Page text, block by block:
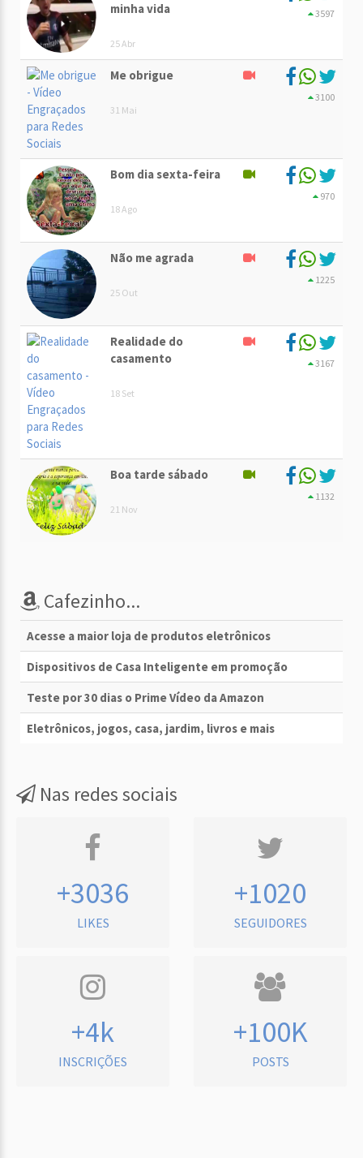
minha vida
25 Abr
3597
Me obrigue
31 Mai
3100
Bom dia sexta-feira
18 Ago
970
Não me agrada
25 Out
1225
Realidade do
casamento
18 Set
3167
Boa tarde sábado
21 Nov
1132
Cafezinho...
Acesse a maior loja de produtos eletrônicos
Dispositivos de Casa Inteligente em promoção
Teste por 30 dias o Prime Vídeo da Amazon
Eletrônicos, jogos, casa, jardim, livros e mais
Nas redes sociais
+3036
LIKES
+1020
SEGUIDORES
+4k
INSCRIÇÕES
+100K
POSTS